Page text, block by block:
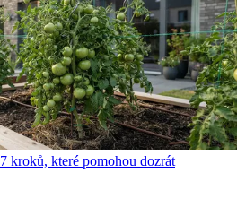
kroků, které pomohou dozrát